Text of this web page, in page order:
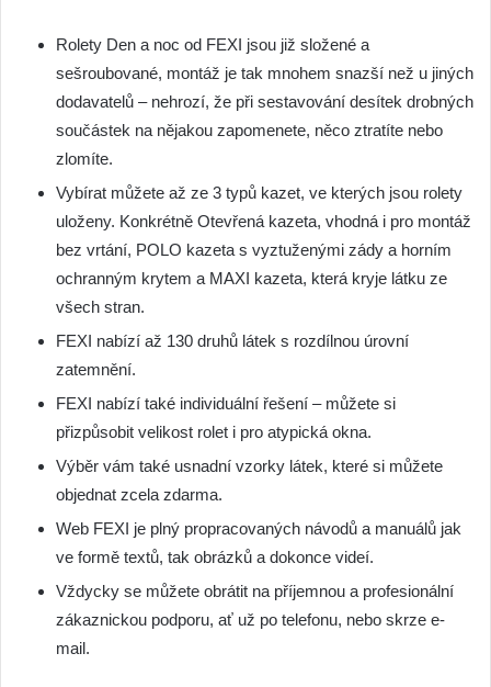
Rolety Den a noc od FEXI jsou již složené a
sešroubované, montáž je tak mnohem snazší než u jiných
dodavatelů – nehrozí, že při sestavování desítek drobných
součástek na nějakou zapomenete, něco ztratíte nebo
zlomíte.
Vybírat můžete až ze 3 typů kazet, ve kterých jsou rolety
uloženy. Konkrétně Otevřená kazeta, vhodná i pro montáž
bez vrtání, POLO kazeta s vyztuženými zády a horním
ochranným krytem a MAXI kazeta, která kryje látku ze
všech stran.
FEXI nabízí až 130 druhů látek s rozdílnou úrovní
zatemnění.
FEXI nabízí také individuální řešení – můžete si
přizpůsobit velikost rolet i pro atypická okna.
Výběr vám také usnadní vzorky látek, které si můžete
objednat zcela zdarma.
Web FEXI je plný propracovaných návodů a manuálů jak
ve formě textů, tak obrázků a dokonce videí.
Vždycky se můžete obrátit na příjemnou a profesionální
zákaznickou podporu, ať už po telefonu, nebo skrze e-
mail.